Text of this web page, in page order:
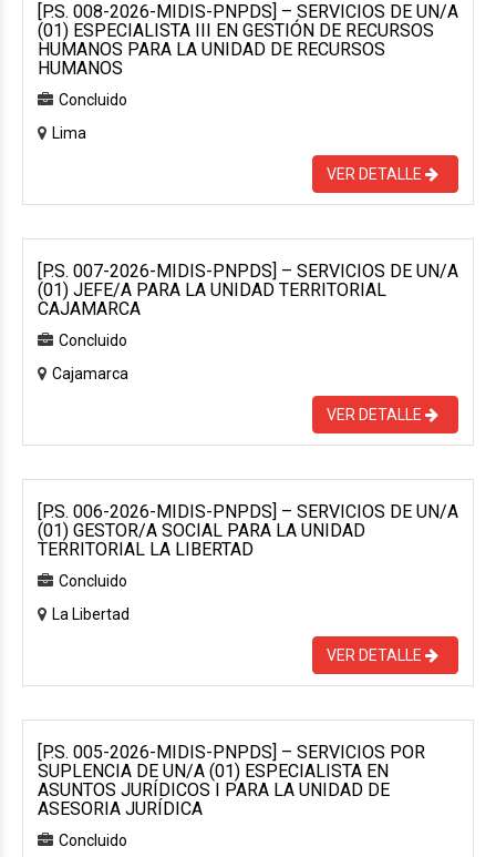
[P.S. 008-2026-MIDIS-PNPDS] – SERVICIOS DE UN/A
(01) ESPECIALISTA III EN GESTIÓN DE RECURSOS
HUMANOS PARA LA UNIDAD DE RECURSOS
HUMANOS
Concluido
Lima
VER DETALLE
[P.S. 007-2026-MIDIS-PNPDS] – SERVICIOS DE UN/A
(01) JEFE/A PARA LA UNIDAD TERRITORIAL
CAJAMARCA
Concluido
Cajamarca
VER DETALLE
[P.S. 006-2026-MIDIS-PNPDS] – SERVICIOS DE UN/A
(01) GESTOR/A SOCIAL PARA LA UNIDAD
TERRITORIAL LA LIBERTAD
Concluido
La Libertad
VER DETALLE
[P.S. 005-2026-MIDIS-PNPDS] – SERVICIOS POR
SUPLENCIA DE UN/A (01) ESPECIALISTA EN
ASUNTOS JURÍDICOS I PARA LA UNIDAD DE
ASESORIA JURÍDICA
Concluido